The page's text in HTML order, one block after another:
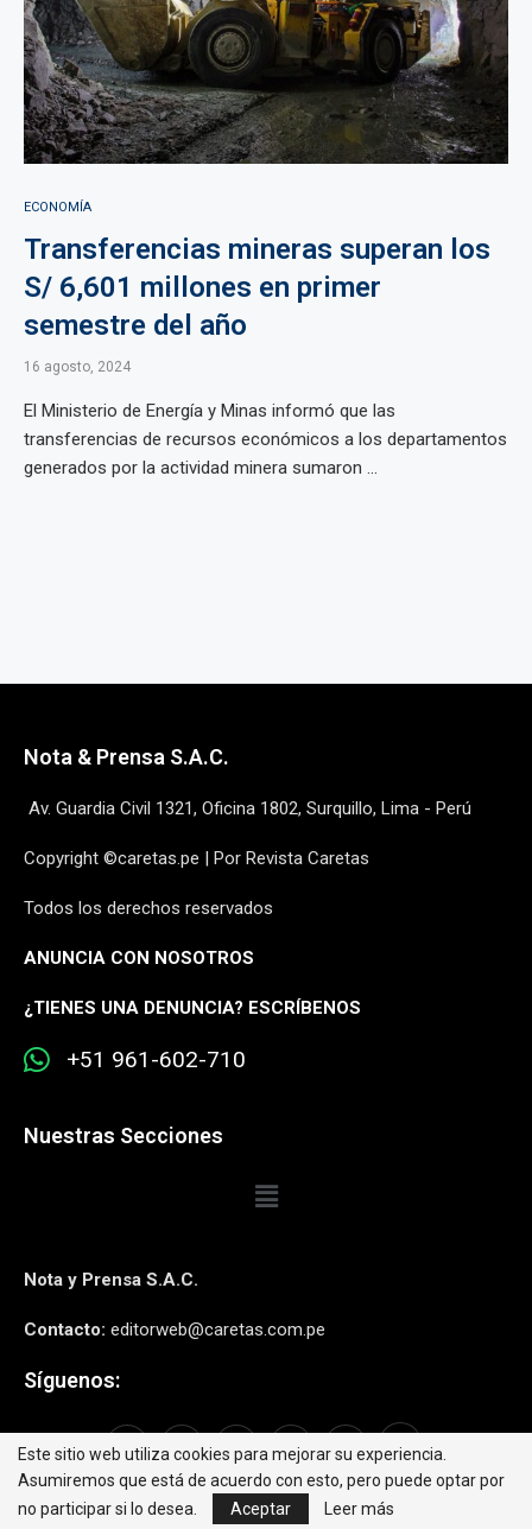
ECONOMÍA
Transferencias mineras superan los
S/ 6,601 millones en primer
semestre del año
16 agosto, 2024
El Ministerio de Energía y Minas informó que las
transferencias de recursos económicos a los departamentos
generados por la actividad minera sumaron ...
Nota & Prensa S.A.C.
Av. Guardia Civil 1321, Oficina 1802, Surquillo, Lima - Perú
Copyright ©caretas.pe | Por Revista Caretas
Todos los derechos reservados
ANUNCIA CON NOSOTROS
¿TIENES UNA DENUNCIA? ESCRÍBENOS
+51 961-602-710
Nuestras Secciones
Nota y Prensa S.A.C.
Contacto: editorweb@caretas.com.pe
Síguenos:
Este sitio web utiliza cookies para mejorar su experiencia.
Asumiremos que está de acuerdo con esto, pero puede optar por
no participar si lo desea.
Aceptar Leer más